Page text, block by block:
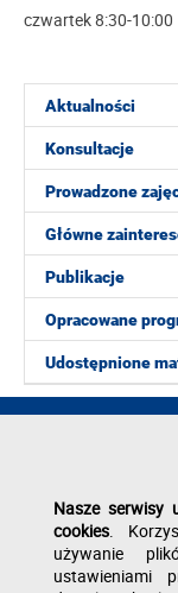
Aktualności
Konsultacje
Prowadzone
Główne
Publikacje
Opracowane
Udostępnione
czwartek 8:30-10:00
- rozwijanie prac
Deklaracja
Polityka
Zgłoś błąd na
Nasze serwisy
cookies.
używanie
ustawieniami